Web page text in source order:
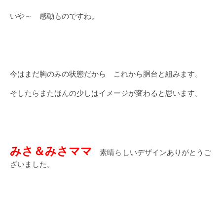
いや～ 感動ものですね。
今はまだ胸のみの状態だから これから胴台と組みます。
そしたらまたほんの少しはイメージが変わると思います。
みさ＆みさママ
素晴らしいデザインありがとうご
ざいました。